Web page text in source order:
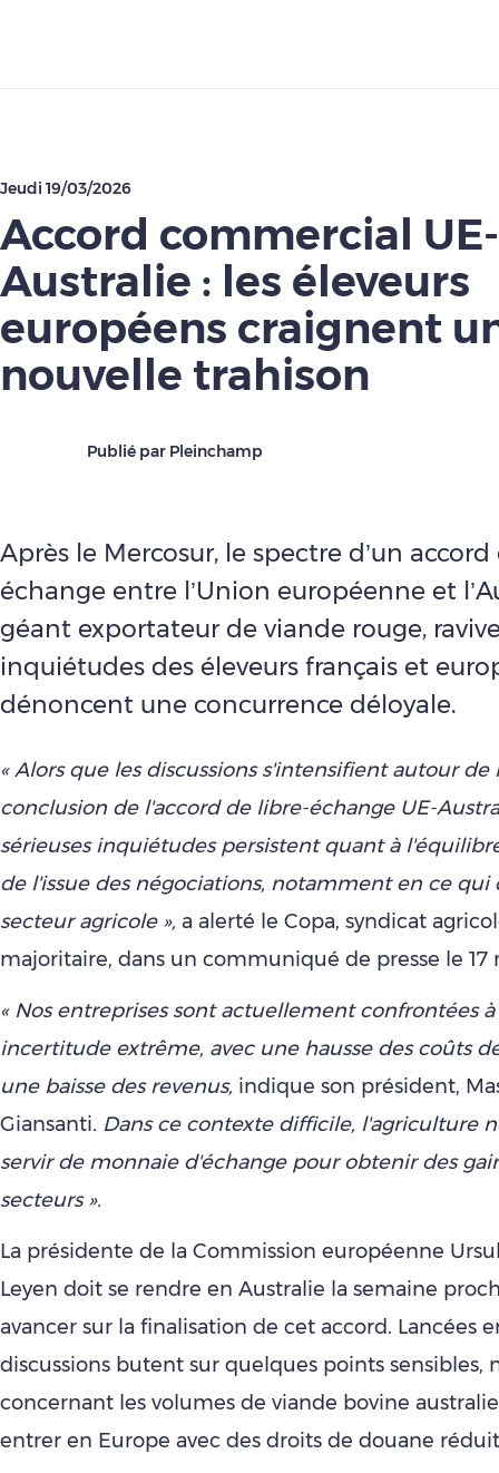
Jeudi 19/03/2026
Accord commercial UE-
Australie : les éleveurs
européens craignent
nouvelle trahison
Publié par Pleinchamp
Après le Mercosur, le spectre d’un
échange entre l’Union européenne et
géant exportateur de viande rouge,
inquiétudes des éleveurs français et
dénoncent une concurrence déloyale.
« Alors que les discussions s'intensifient autour de
conclusion de l'accord de libre-échange UE-
sérieuses inquiétudes persistent quant à
de l'issue des négociations, notamment en ce qui
secteur agricole », a alerté le Copa, syndicat
majoritaire, dans un communiqué de presse le 17
« Nos entreprises sont actuellement confrontées
incertitude extrême, avec une hausse des coûts
une baisse des revenus, indique son président,
Giansanti. Dans ce contexte difficile, l'agriculture
servir de monnaie d'échange pour obtenir des
secteurs ».
La présidente de la Commission européenne
Leyen doit se rendre en Australie la semaine
avancer sur la finalisation de cet accord. Lancées
discussions butent sur quelques points sensibles,
concernant les volumes de viande bovine
entrer en Europe avec des droits de douane